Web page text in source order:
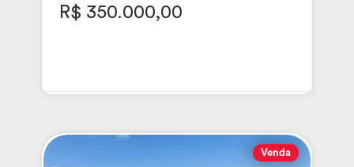
R$ 350.000,00
Venda